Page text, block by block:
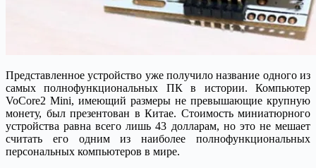
Представленное устройство уже получило название одного из
самых полнофункциональных ПК в истории. Компьютер
VoCore2 Mini, имеющий размеры не превышающие крупную
монету, был презентован в Китае. Стоимость миниатюрного
устройства равна всего лишь 43 долларам, но это не мешает
считать его одним из наиболее полнофункциональных
персональных компьютеров в мире.